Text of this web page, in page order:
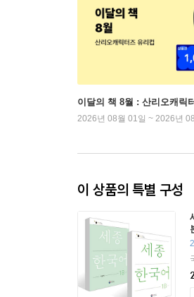
이달의 책 8월 : 산리오캐릭
2026년 08월 01일 ~ 2026년
이 상품의 특별 구성